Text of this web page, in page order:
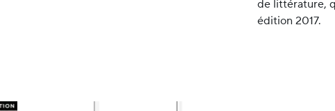
de littérature,
édition 2017.